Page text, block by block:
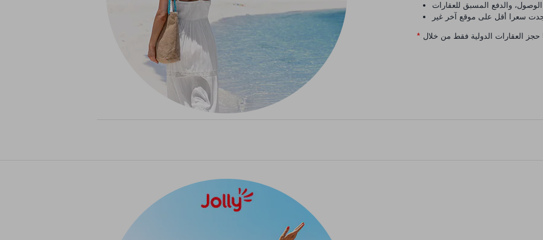
والدفع المسبق للعقارات
*